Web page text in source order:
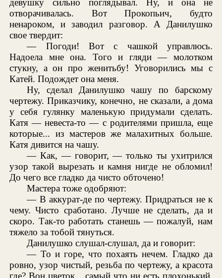
девушку сильно поглядывал. Ну, и она не
отворачивалась. Вот Прокопьич, будто
ненароком, и заводил разговор. А Данилушко
свое твердит:
— Погоди! Вот с чашкой управлюсь.
Надоела мне она. Того и гляди — молотком
стукну, а он про женитьбу! Уговорились мы с
Катей. Подождет она меня.
Ну, сделал Данилушко чашу по барскому
чертежу. Приказчику, конечно, не сказали, а дома
у себя гулянку маленькую придумали сделать.
Катя — невеста-то — с родителями пришла, еще
которые... из мастеров же малахитных больше.
Катя дивится на чашу.
— Как, — говорит, — только ты ухитрился
узор такой вырезать и камня нигде не обломил!
До чего все гладко да чисто обточено!
Мастера тоже одобряют:
— В аккурат-де по чертежу. Придраться не к
чему. Чисто сработано. Лучше не сделать, да и
скоро. Так-то работать станешь — пожалуй, нам
тяжело за тобой тянуться.
Данилушко слушал-слушал, да и говорит:
— То и горе, что похаять нечем. Гладко да
ровно, узор чистый, резьба по чертежу, а красота
где? Вон цветок... самый что ни есть плохонький,